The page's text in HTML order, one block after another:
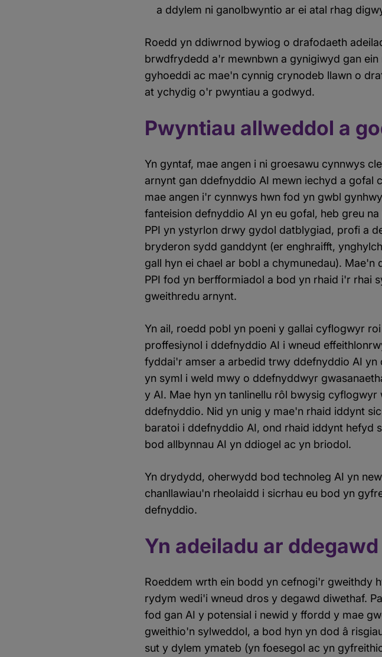
a ddylem ni ganolbwyntio ar ei atal rhag
Roedd yn ddiwrnod bywiog o drafodaeth
brwdfrydedd a'r mewnbwn a gynigiwyd gan ein
gyhoeddi ac mae'n cynnig crynodeb llawn o
at ychydig o'r pwyntiau a godwyd.
Pwyntiau allweddol a
Yn gyntaf, mae angen i ni groesawu cynnwys
arnynt gan ddefnyddio AI mewn iechyd a gofal
mae angen i'r cynnwys hwn fod yn gwbl
fanteision defnyddio AI yn eu gofal, heb greu
PPI yn ystyrlon drwy gydol datblygiad, profi a
bryderon sydd ganddynt (er enghraifft,
gall hyn ei chael ar bobl a chymunedau).
PPI fod yn berfformiadol a bod yn rhaid i'r rhai
gweithredu arnynt.
Yn ail, roedd pobl yn poeni y gallai cyflogwyr
proffesiynol i ddefnyddio AI i wneud
fyddai'r amser a arbedid trwy ddefnyddio AI yn
yn syml i weld mwy o ddefnyddwyr
y AI. Mae hyn yn tanlinellu rôl bwysig
ddefnyddio. Nid yn unig y mae'n rhaid iddynt
baratoi i ddefnyddio AI, ond rhaid iddynt hefyd
bod allbynnau AI yn ddiogel ac yn briodol.
Yn drydydd, oherwydd bod technoleg AI yn
chanllawiau'n rheolaidd i sicrhau eu bod yn
defnyddio.
Yn adeiladu ar
Roeddem wrth ein bodd yn cefnogi'r gweithdy
rydym wedi'i wneud dros y degawd diwethaf.
fod gan AI y potensial i newid y ffordd y mae
gweithio'n sylweddol, a bod hyn yn dod â
sut y dylem ymateb (yn foesegol ac yn